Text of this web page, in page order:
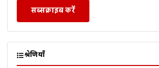
सब्सक्राइब करें
श्रेणियाँ